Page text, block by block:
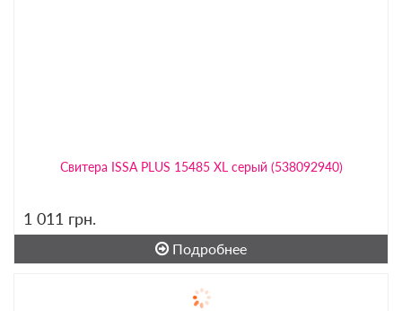
Свитера ISSA PLUS 15485 XL серый (538092940)
1 011 грн.
Подробнее